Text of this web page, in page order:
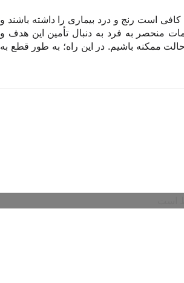
کافی است رنج و درد بیماری را داشته باشند و
منحصر به فرد به دنبال تأمین این هدف و
ممکنه باشیم. در این راه؛ به طور قطع به